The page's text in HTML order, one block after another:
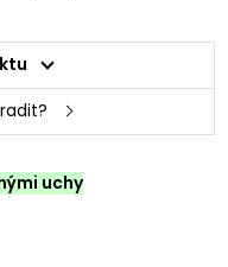
uchy